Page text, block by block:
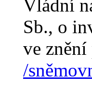
Vládní
Sb., o
ve
/